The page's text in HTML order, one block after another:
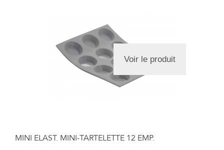
Voir le produit
MINI ELAST. MINI-TARTELETTE 12 EMP.